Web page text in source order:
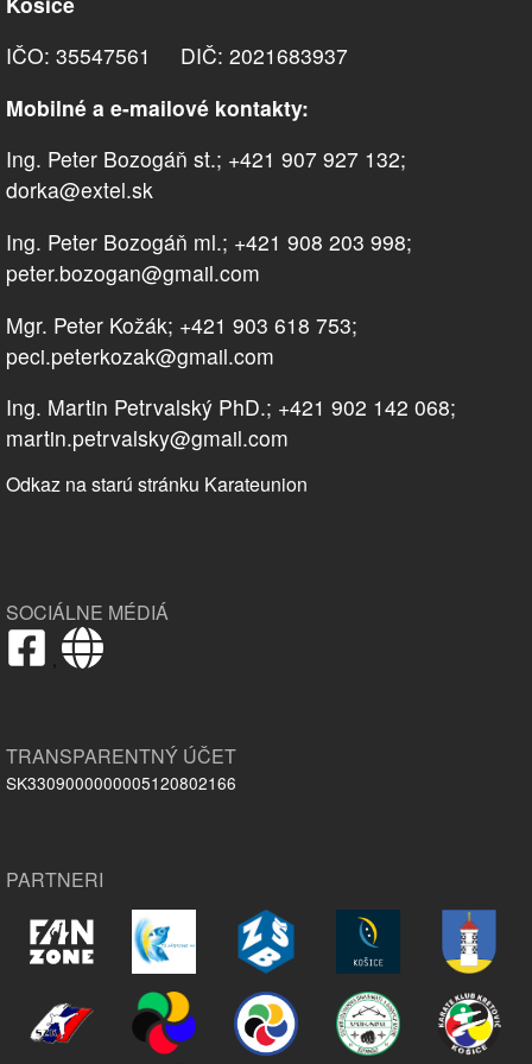
IČO: 35547561 DIČ: 2021683937
Mobilné a e-mailové kontakty:
Ing. Peter Bozogáň st.; +421 907 927 132;
dorka@extel.sk
Ing. Peter Bozogáň ml.; +421 908 203 998;
peter.bozogan@gmail.com
Mgr. Peter Kožák; +421 903 618 753;
peci.peterkozak@gmail.com
Ing. Martin Petrvalský PhD.; +421 902 142 068;
martin.petrvalsky@gmail.com
Odkaz na starú stránku Karateunion
SOCIÁLNE MÉDIÁ
,
TRANSPARENTNÝ ÚČET
SK3309000000005120802166
PARTNERI